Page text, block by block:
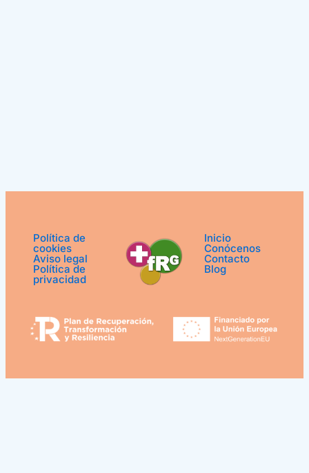
Política de
cookies
Aviso legal
Política de
privacidad
Inicio
Conócenos
Contacto
Blog